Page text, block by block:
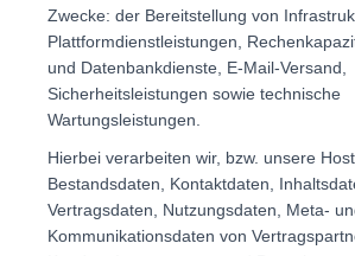
Zwecke: der Bereitstellung von
Plattformdienstleistungen,
und Datenbankdienste, E-Mail-Versand,
Sicherheitsleistungen sowie technische
Wartungsleistungen.
Hierbei verarbeiten wir, bzw. unsere
Bestandsdaten, Kontaktdaten,
Vertragsdaten, Nutzungsdaten, Meta-
Kommunikationsdaten von